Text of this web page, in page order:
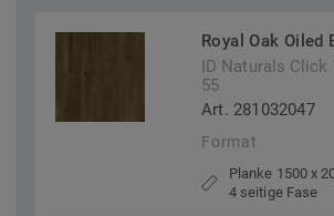
Royal Oak Oiled
ID Naturals Click
55
Art. 281032047
Format
Planke 1500 x
4 seitige Fase